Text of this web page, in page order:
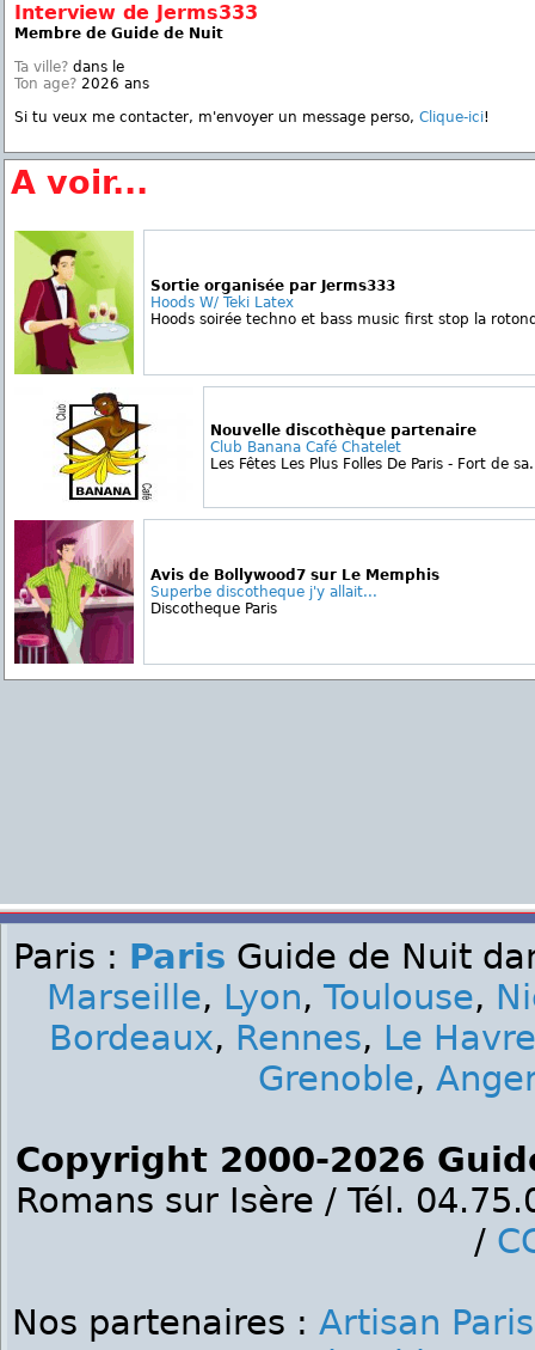
Interview de Jerms333
Membre de Guide de Nuit
Ta ville? dans le
Ton age? 2026 ans
Si tu veux me contacter, m'envoyer un message perso, Clique-ici!
A voir...
Sortie organisée par Jerms333
Hoods W/ Teki Latex
Hoods soirée techno et bass music first stop la
Nouvelle discothèque partenaire
Club Banana Café Chatelet
Les Fêtes Les Plus Folles De Paris - Fort de
Avis de Bollywood7 sur Le Memphis
Superbe discotheque j'y allait...
Discotheque Paris
Paris : Paris Guide de Nuit
Marseille, Lyon, Toulouse,
Bordeaux, Rennes, Le Havre
Grenoble,
Copyright 2000-2026
Romans sur Isère / Tél.
/
Nos partenaires : Artisan Paris